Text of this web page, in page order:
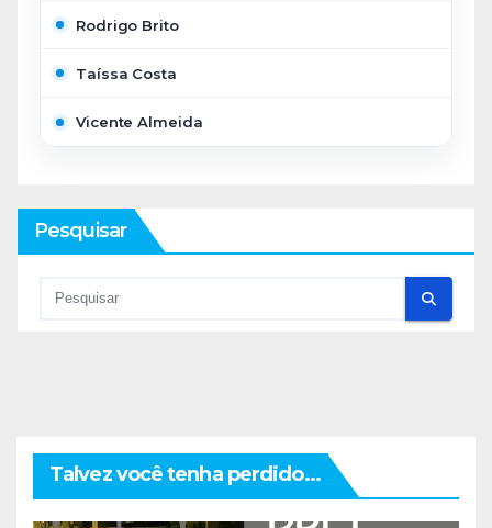
Rodrigo Brito
Taíssa Costa
Vicente Almeida
Pesquisar
Talvez você tenha perdido...